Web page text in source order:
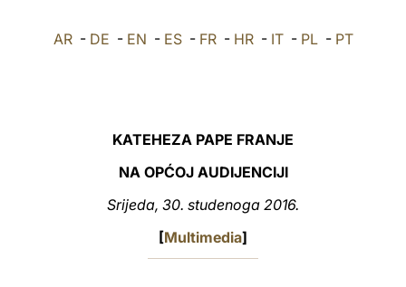
العربيّة AR- DE - EN - ES- FR- HR- IT- PL- PT
KATEHEZA PAPE FRANJE
NA OPĆOJ AUDIJENCIJI
Srijeda, 30. studenoga 2016.
[Multimedia]